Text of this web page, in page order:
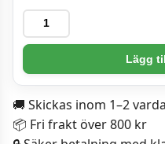
Metall-
knep
knåp
-
Dubbelt
V
Lägg
🚚 Skickas inom 1–2
📦 Fri frakt över 800 kr